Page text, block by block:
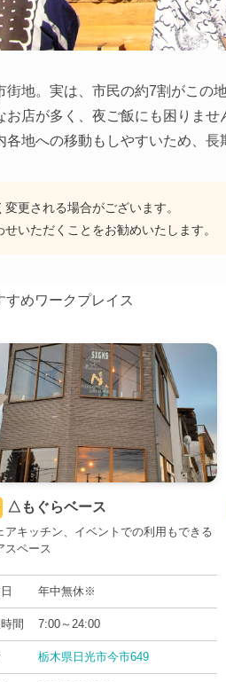
地。実は、市民の約7割がこの
店が多く、夜ご飯にも困りませ
地への移動もしやすいため、長
更される場合がございます。
いただくことをお勧めいたします。
すめワークプレイス
△もぐらベース
アキッチン、イベントでの利用もできる
スペース
年中無休※
間 7:00～24:00
栃木県日光市今市649